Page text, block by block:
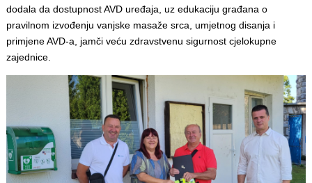
dodala da dostupnost AVD uređaja, uz edukaciju građana o
pravilnom izvođenju vanjske masaže srca, umjetnog disanja i
primjene AVD-a, jamči veću zdravstvenu sigurnost cjelokupne
zajednice.